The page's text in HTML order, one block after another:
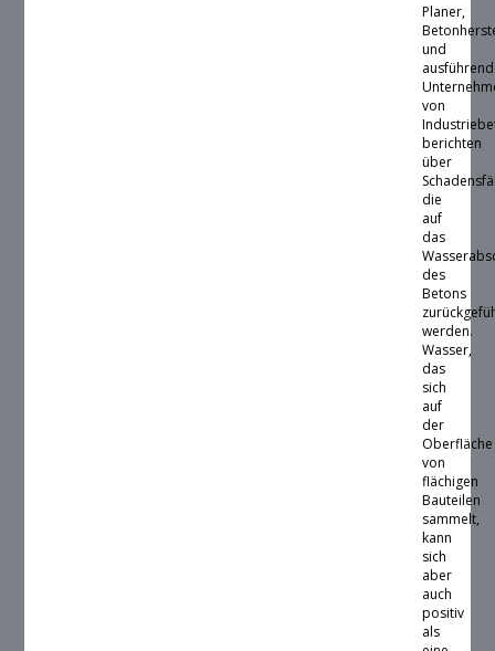
Planer,
und
von
berichten
über
die
auf
das
des
Betons
werden.
Wasser,
das
sich
auf
der
Oberfläche
von
flächigen
Bauteilen
sammelt,
kann
sich
aber
auch
positiv
als